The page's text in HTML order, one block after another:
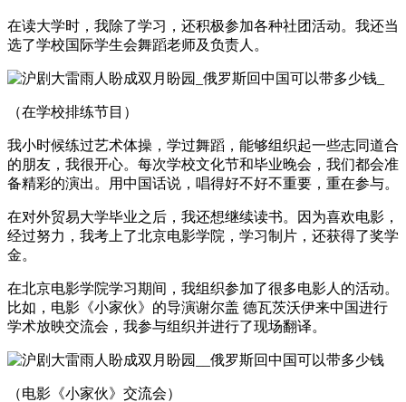
在读大学时，我除了学习，还积极参加各种社团活动。我还当
选了学校国际学生会舞蹈老师及负责人。
（在学校排练节目）
我小时候练过艺术体操，学过舞蹈，能够组织起一些志同道合
的朋友，我很开心。每次学校文化节和毕业晚会，我们都会准
备精彩的演出。用中国话说，唱得好不好不重要，重在参与。
在对外贸易大学毕业之后，我还想继续读书。因为喜欢电影，
经过努力，我考上了北京电影学院，学习制片，还获得了奖学
金。
在北京电影学院学习期间，我组织参加了很多电影人的活动。
比如，电影《小家伙》的导演谢尔盖 德瓦茨沃伊来中国进行
学术放映交流会，我参与组织并进行了现场翻译。
（电影《小家伙》交流会）